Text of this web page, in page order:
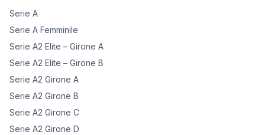
Serie A
Serie A Femminile
Serie A2 Elite – Girone A
Serie A2 Elite – Girone B
Serie A2 Girone A
Serie A2 Girone B
Serie A2 Girone C
Serie A2 Girone D